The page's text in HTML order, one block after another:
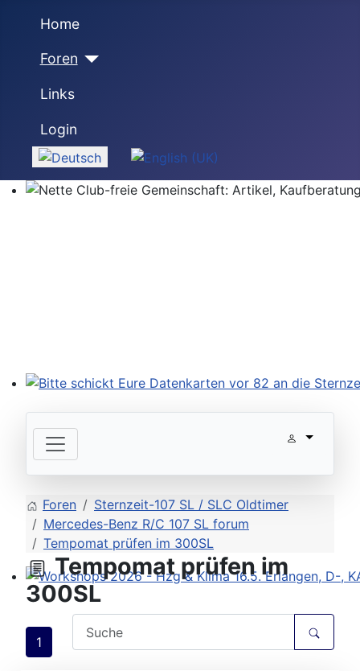
Home
Foren
Links
Login
Sprache auswählen
Workshops 2026 - Hzg & Klima 16.5. Erlangen, D-,
Foren
Sternzeit-107 SL / SLC Oldtimer
Mercedes-Benz R/C 107 SL forum
Tempomat prüfen im 300SL
Tempomat prüfen im
300SL
1